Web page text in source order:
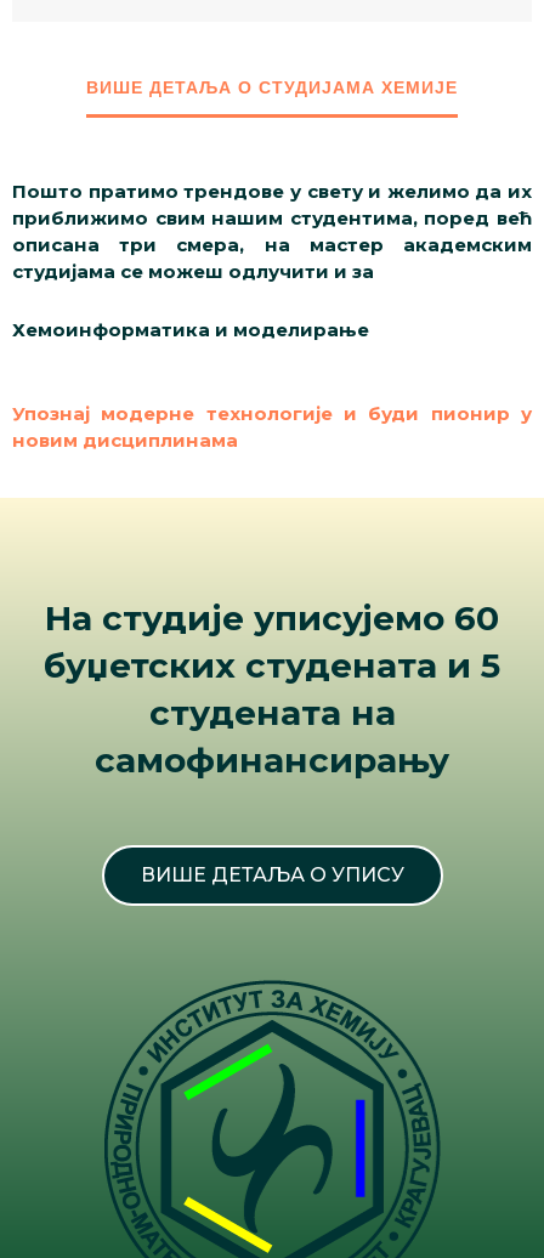
ВИШЕ ДЕТАЉА О СТУДИЈАМА ХЕМИЈЕ
Пошто пратимо трендове у свету и желимо да их
приближимо свим нашим студентима, поред већ
описана три смера, на мастер академским
студијама се можеш одлучити и за
Хемоинформатика и моделирање
Упознај модерне технологије и буди пионир у
новим дисциплинама
На студије уписујемо 60
буџетских студената и 5
студената на
самофинансирању
ВИШЕ ДЕТАЉА О УПИСУ